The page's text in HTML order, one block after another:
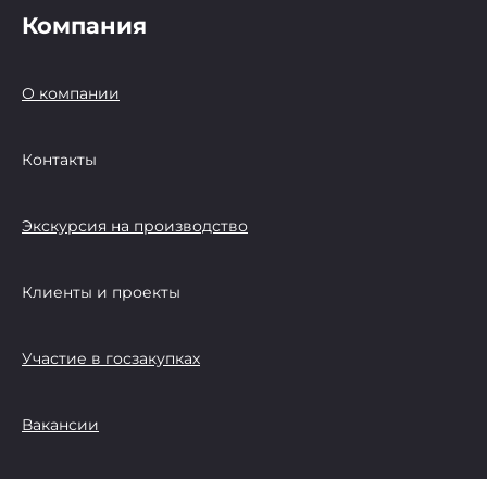
Компания
О компании
Контакты
Экскурсия на производство
Клиенты и проекты
Участие в госзакупках
Вакансии